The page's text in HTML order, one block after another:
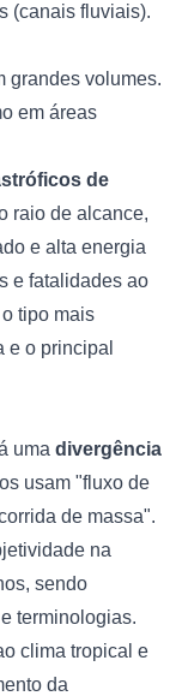
(canais fluviais).
grandes volumes.
em áreas
de
raio de alcance,
e alta energia
e fatalidades ao
tipo mais
e o principal
uma divergência
usam "fluxo de
de massa".
na
sendo
terminologias.
clima tropical e
da